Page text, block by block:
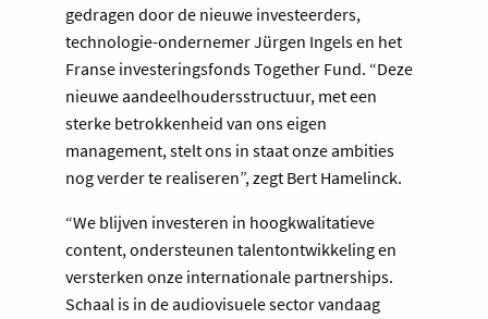
gedragen door de nieuwe investeerders,
technologie-ondernemer Jürgen Ingels en het
Franse investeringsfonds Together Fund. “Deze
nieuwe aandeelhoudersstructuur, met een
sterke betrokkenheid van ons eigen
management, stelt ons in staat onze ambities
nog verder te realiseren”, zegt Bert Hamelinck.
“We blijven investeren in hoogkwalitatieve
content, ondersteunen talentontwikkeling en
versterken onze internationale partnerships.
Schaal is in de audiovisuele sector vandaag